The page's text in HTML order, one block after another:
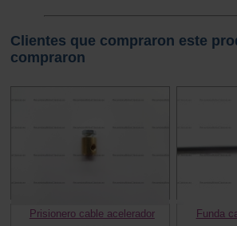
Clientes que compraron este
compraron
Prisionero cable acelerador Funda